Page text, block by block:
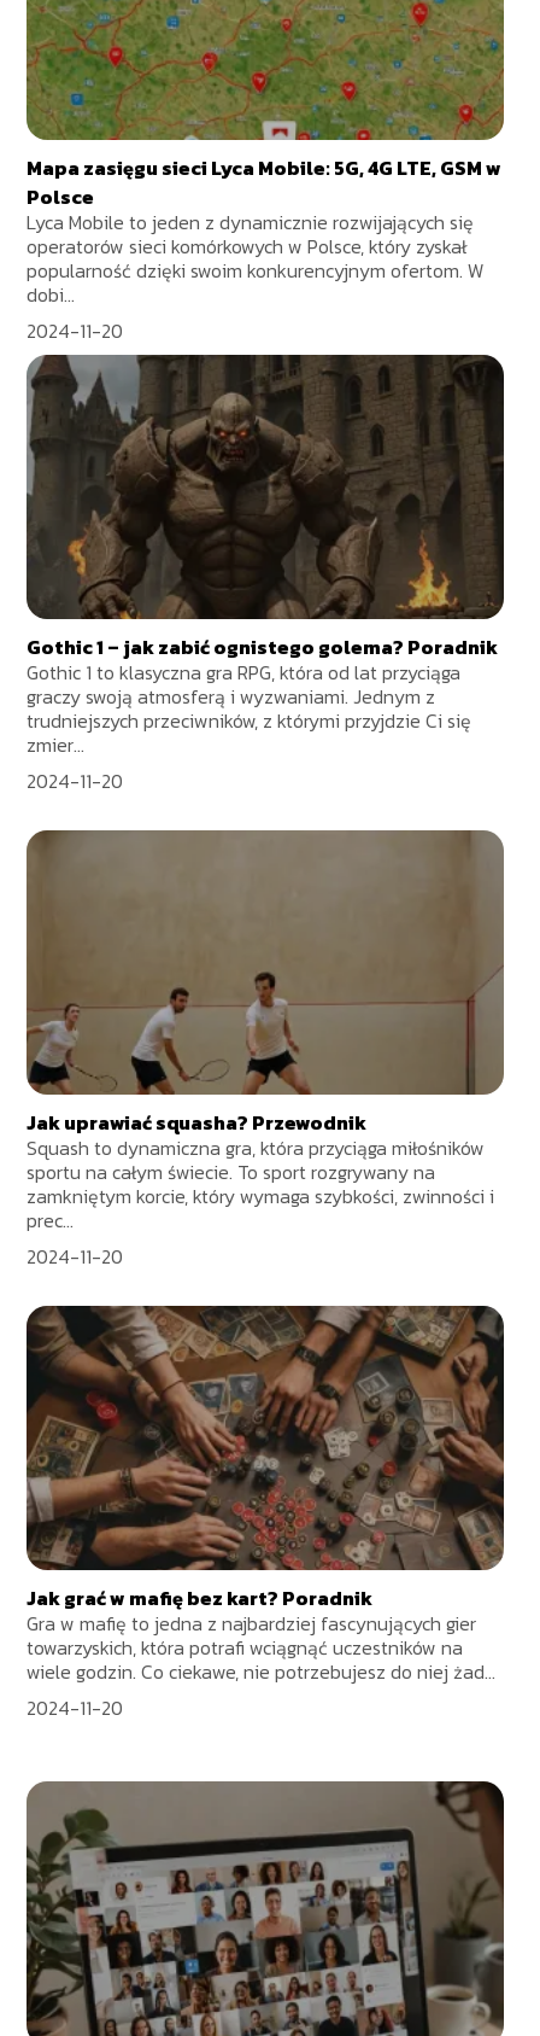
Mapa zasięgu sieci Lyca Mobile: 5G, 4G LTE, GSM w
Polsce
Lyca Mobile to jeden z dynamicznie rozwijających się
operatorów sieci komórkowych w Polsce, który zyskał
popularność dzięki swoim konkurencyjnym ofertom. W
dobi...
2024-11-20
Gothic 1 – jak zabić ognistego golema? Poradnik
Gothic 1 to klasyczna gra RPG, która od lat przyciąga
graczy swoją atmosferą i wyzwaniami. Jednym z
trudniejszych przeciwników, z którymi przyjdzie Ci się
zmier...
2024-11-20
Jak uprawiać squasha? Przewodnik
Squash to dynamiczna gra, która przyciąga miłośników
sportu na całym świecie. To sport rozgrywany na
zamkniętym korcie, który wymaga szybkości, zwinności i
prec...
2024-11-20
Jak grać w mafię bez kart? Poradnik
Gra w mafię to jedna z najbardziej fascynujących gier
towarzyskich, która potrafi wciągnąć uczestników na
wiele godzin. Co ciekawe, nie potrzebujesz do niej żad...
2024-11-20